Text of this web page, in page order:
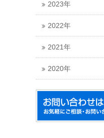
2023年
2022年
2021年
2020年